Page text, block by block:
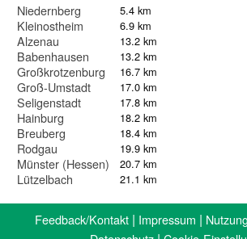
Niedernberg 5.4 km
Kleinostheim 6.9 km
Alzenau 13.2 km
Babenhausen 13.2 km
Großkrotzenburg 16.7 km
Groß-Umstadt 17.0 km
Seligenstadt 17.8 km
Hainburg 18.2 km
Breuberg 18.4 km
Rodgau 19.9 km
Münster (Hessen) 20.7 km
Lützelbach 21.1 km
Feedback/Kontakt | Impressum |